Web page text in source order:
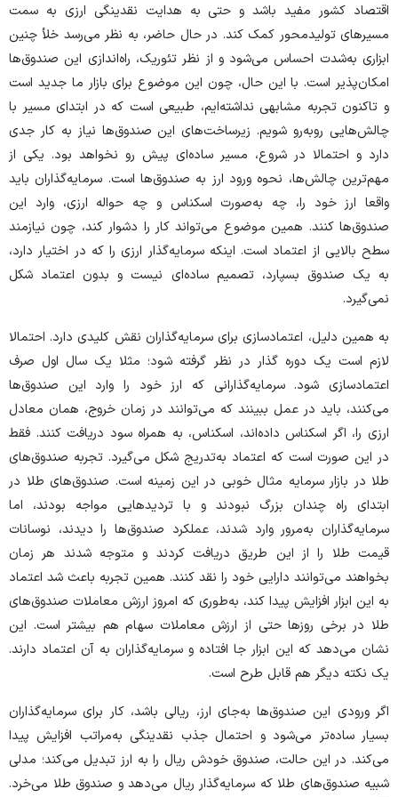
اقتصاد کشور مفید باشد و حتی به هدایت نقدینگی ارزی به سمت
مسیر‌های تولیدمحور کمک کند. در حال حاضر، به نظر می‌رسد خلأ چنین
ابزاری به‌شدت احساس می‌شود و از نظر تئوریک، راه‌اندازی این صندوق‌ها
امکان‌پذیر است. با این حال، چون این موضوع برای بازار ما جدید است
و تاکنون تجربه مشابهی نداشته‌ایم، طبیعی است که در ابتدای مسیر با
چالش‌هایی روبه‌رو شویم. زیرساخت‌های این صندوق‌ها نیاز به کار جدی
دارد و احتمالا در شروع، مسیر ساده‌ای پیش رو نخواهد بود. یکی از
مهم‌ترین چالش‌ها، نحوه ورود ارز به صندوق‌ها است. سرمایه‌گذاران باید
واقعا ارز خود را، چه به‌صورت اسکناس و چه حواله ارزی، وارد این
صندوق‌ها کنند. همین موضوع می‌تواند کار را دشوار کند، چون نیازمند
سطح بالایی از اعتماد است. اینکه سرمایه‌گذار ارزی را که در اختیار دارد،
به یک صندوق بسپارد، تصمیم ساده‌ای نیست و بدون اعتماد شکل
نمی‌گیرد.
به همین دلیل، اعتمادسازی برای سرمایه‌گذاران نقش کلیدی دارد. احتمالا
لازم است یک دوره گذار در نظر گرفته شود؛ مثلا یک سال اول صرف
اعتمادسازی شود. سرمایه‌گذارانی که ارز خود را وارد این صندوق‌ها
می‌کنند، باید در عمل ببینند که می‌توانند در زمان خروج، همان معادل
ارزی را، اگر اسکناس داده‌اند، اسکناس، به همراه سود دریافت کنند. فقط
در این صورت است که اعتماد به‌تدریج شکل می‌گیرد. تجربه صندوق‌های
طلا در بازار سرمایه مثال خوبی در این زمینه است. صندوق‌های طلا در
ابتدای راه چندان بزرگ نبودند و با تردید‌هایی مواجه بودند، اما
سرمایه‌گذاران به‌مرور وارد شدند، عملکرد صندوق‌ها را دیدند، نوسانات
قیمت طلا را از این طریق دریافت کردند و متوجه شدند هر زمان
بخواهند می‌توانند دارایی خود را نقد کنند. همین تجربه باعث شد اعتماد
به این ابزار افزایش پیدا کند، به‌طوری که امروز ارزش معاملات صندوق‌های
طلا در برخی روز‌ها حتی از ارزش معاملات سهام هم بیشتر است. این
نشان می‌دهد که این ابزار جا افتاده و سرمایه‌گذاران به آن اعتماد دارند.
یک نکته دیگر هم قابل طرح است.
اگر ورودی این صندوق‌ها به‌جای ارز، ریالی باشد، کار برای سرمایه‌گذاران
بسیار ساده‌تر می‌شود و احتمال جذب نقدینگی به‌مراتب افزایش پیدا
می‌کند. در این حالت، صندوق خودش ریال را به ارز تبدیل می‌کند؛ مدلی
شبیه صندوق‌های طلا که سرمایه‌گذار ریال می‌دهد و صندوق طلا می‌خرد.